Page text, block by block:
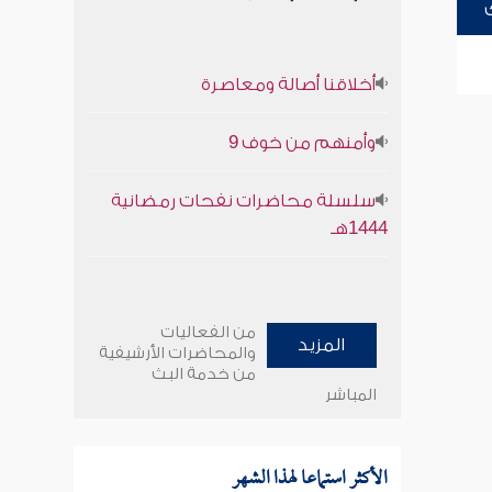
أخلاقنا أصالة ومعاصرة
وأمنهم من خوف 9
سلسلة محاضرات نفحات رمضانية
1444هـ
المزيد
من الفعاليات
والمحاضرات الأرشيفية
من خدمة البث
المباشر
الأكثر استماعا لهذا الشهر